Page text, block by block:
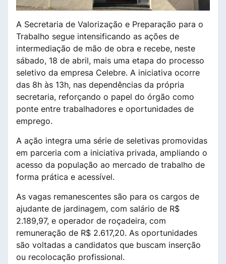
A Secretaria de Valorização e Preparação para o
Trabalho segue intensificando as ações de
intermediação de mão de obra e recebe, neste
sábado, 18 de abril, mais uma etapa do processo
seletivo da empresa Celebre. A iniciativa ocorre
das 8h às 13h, nas dependências da própria
secretaria, reforçando o papel do órgão como
ponte entre trabalhadores e oportunidades de
emprego.
A ação integra uma série de seletivas promovidas
em parceria com a iniciativa privada, ampliando o
acesso da população ao mercado de trabalho de
forma prática e acessível.
As vagas remanescentes são para os cargos de
ajudante de jardinagem, com salário de R$
2.189,97, e operador de roçadeira, com
remuneração de R$ 2.617,20. As oportunidades
são voltadas a candidatos que buscam inserção
ou recolocação profissional.